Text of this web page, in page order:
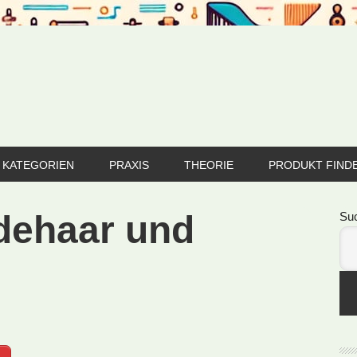
KATEGORIEN PRAXIS THEORIE PRODUKT
und